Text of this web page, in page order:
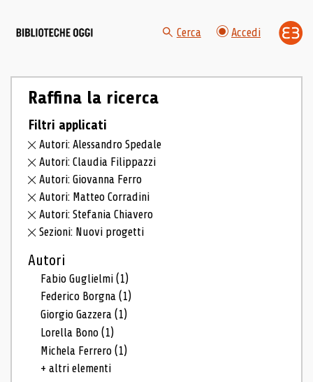
Cerca Accedi
Raffina la ricerca
Filtri applicati
Autori: Alessandro Spedale
Autori: Claudia Filippazzi
Autori: Giovanna Ferro
Autori: Matteo Corradini
Autori: Stefania Chiavero
Sezioni: Nuovi progetti
Autori
Fabio Guglielmi(1)
Federico Borgna(1)
Giorgio Gazzera(1)
Lorella Bono(1)
Michela Ferrero(1)
+ altri elementi